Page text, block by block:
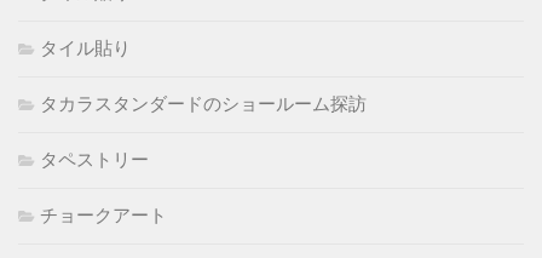
タイル貼り
タカラスタンダードのショールーム探訪
タペストリー
チョークアート